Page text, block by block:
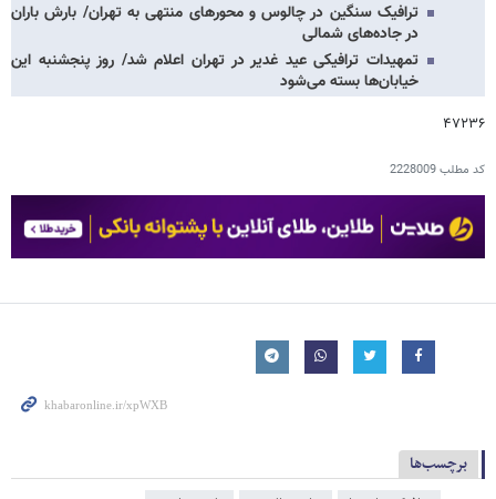
ترافیک سنگین در چالوس و محورهای منتهی به تهران/ بارش باران
در جاده‌های شمالی
تمهیدات ترافیکی عید غدیر در تهران اعلام شد/ روز پنجشنبه این
خیابان‌ها بسته می‌شود
۴۷۲۳۶
کد مطلب2228009
برچسب‌ها